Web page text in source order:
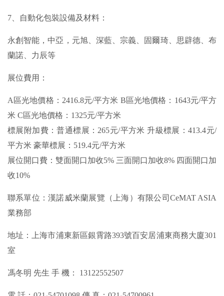
7、自動化包裝設備及材料：
永創智能，中亞，元旭、深藍、宗義、固爾琦、思辟德、布
蘭諾、力辰等
展位費用：
A區光地價格：2416.8元/平方米 B區光地價格：1643元/平方
米 C區光地價格：1325元/平方米
標展附加費：普通標展：265元/平方米 升級標展：413.4元/
平方米 豪華標展：519.4元/平方米
展位開口費：雙面開口加收5% 三面開口加收8% 四面開口加
收10%
聯系單位：漢諾威米蘭展覽（上海）有限公司CeMAT ASIA
業務部
地址：上海市浦東新區銀霄路393號百安居浦東商務大廈301
室
馮冬明 先生 手 機： 13122552507